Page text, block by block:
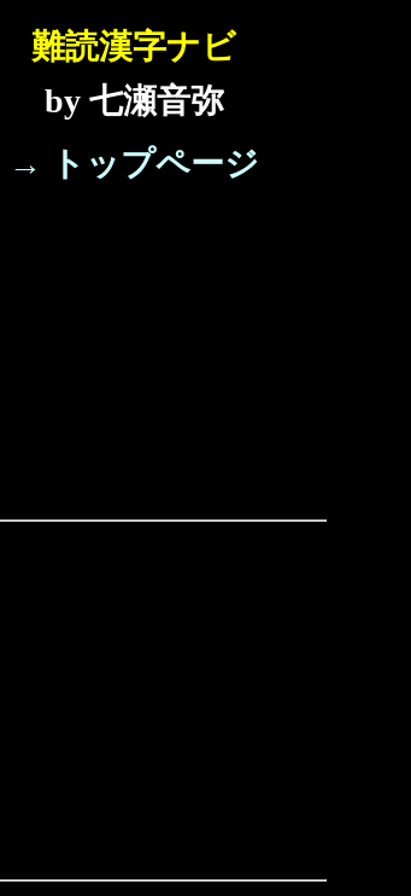
難読漢字ナビ
by 七瀬音弥
→ トップページ